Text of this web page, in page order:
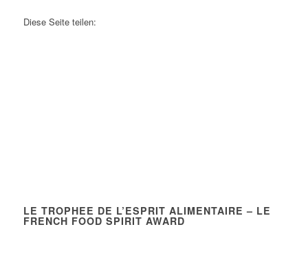
Diese Seite teilen:
LE TROPHEE DE L’ESPRIT ALIMENTAIRE – LE
FRENCH FOOD SPIRIT AWARD